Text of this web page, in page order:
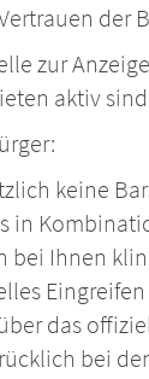
der
zur
aktiv
keine
in
Ihnen
das
bei